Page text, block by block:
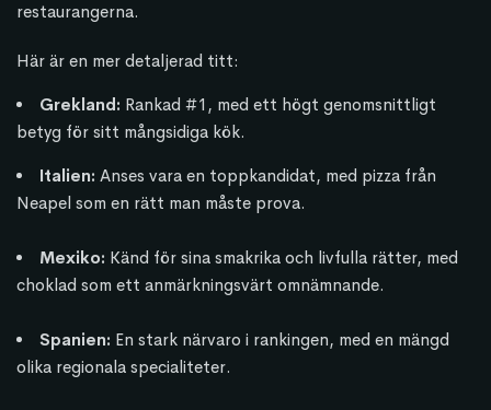
restaurangerna.
Här är en mer detaljerad titt:
Grekland: Rankad #1, med ett högt genomsnittligt
betyg för sitt mångsidiga kök.
Italien: Anses vara en toppkandidat, med pizza från
Neapel som en rätt man måste prova.
Mexiko: Känd för sina smakrika och livfulla rätter, med
choklad som ett anmärkningsvärt omnämnande.
Spanien: En stark närvaro i rankingen, med en mängd
olika regionala specialiteter.